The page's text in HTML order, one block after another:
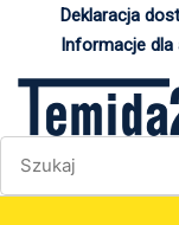
Deklaracja
Informacje